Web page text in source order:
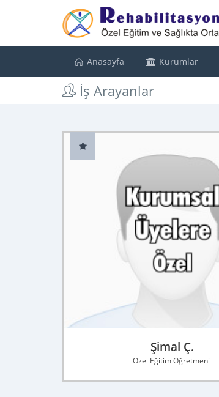
Anasayfa Kurumlar
İş Arayanlar
Şimal Ç.
Özel Eğitim Öğretmeni